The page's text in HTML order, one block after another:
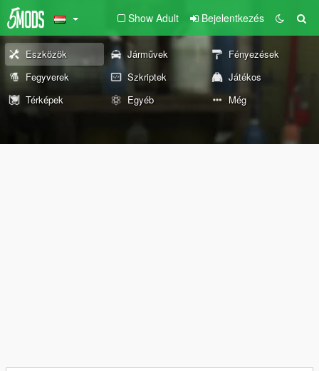
Show Adult Bejelentkezés
Eszközök Járművek
Fényezések
Fegyverek
Szkriptek
Játékos
Térképek
Egyéb Még